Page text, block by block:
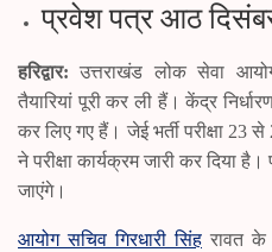
प्रवेश पत्र आठ
हरिद्वार: उत्तराखंड लोक सेवा
तैयारियां पूरी कर ली हैं। केंद्र
कर लिए गए हैं। जेई भर्ती परीक्षा 23
ने परीक्षा कार्यक्रम जारी कर दिया
जाएंगे।
आयोग सचिव गिरधारी सिंह रावत के